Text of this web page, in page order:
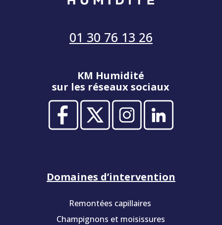
01 30 76 13 26
KM Humidité
sur les réseaux sociaux
Domaines d’intervention
Remontées capillaires
Champignons et moisissures